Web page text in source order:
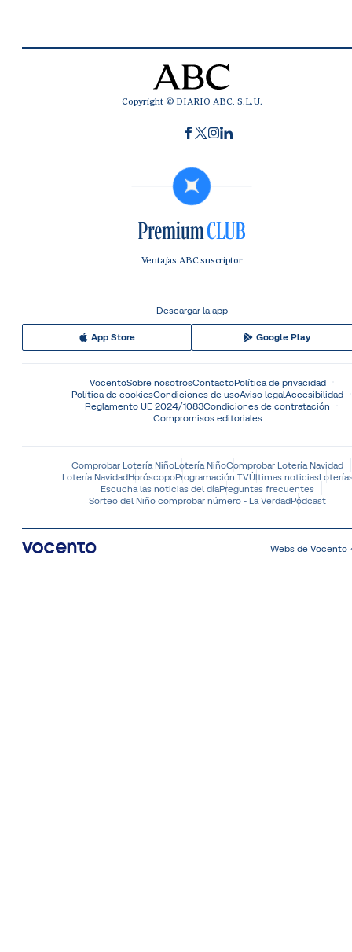
Copyright © DIARIO ABC, S.L.U.
Ventajas ABC suscriptor
Descargar la app
App Store Google Play
VocentoSobre nosotrosContactoPolítica de privacidad
Política de cookiesCondiciones de usoAviso legalAccesibilidad
Reglamento UE 2024/1083Condiciones de contratación
Compromisos editoriales
Comprobar Lotería NiñoLotería NiñoComprobar Lotería Navidad
Lotería NavidadHoróscopoProgramación TVÚltimas noticias
Escucha las noticias del díaPreguntas frecuentes
Sorteo del Niño comprobar número - La VerdadPódcast
Webs de Vocento